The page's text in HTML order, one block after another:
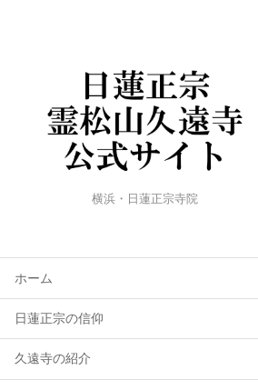
横浜・日蓮正宗寺院
ホーム
日蓮正宗の信仰
久遠寺の紹介